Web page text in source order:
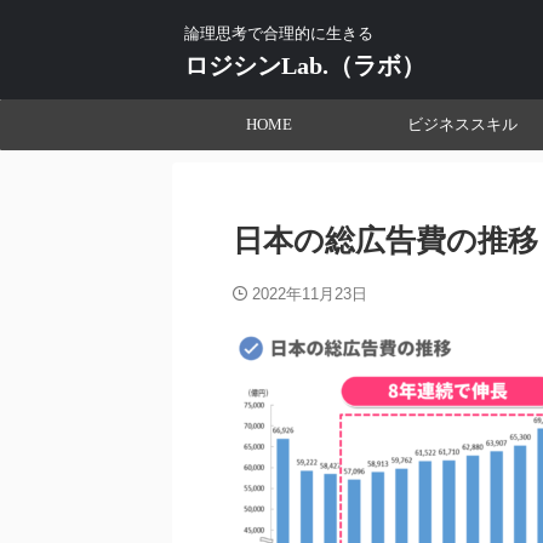
論理思考で合理的に生きる
ロジシンLab.（ラボ）
HOME ビジネススキル
日本の総広告費の推移
2022年11月23日